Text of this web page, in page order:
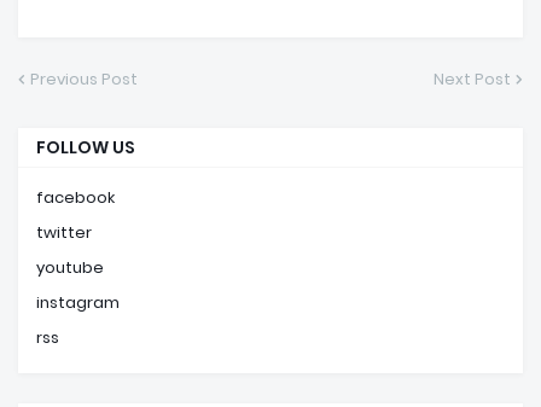
Previous Post Next Post
FOLLOW US
facebook
twitter
youtube
instagram
rss